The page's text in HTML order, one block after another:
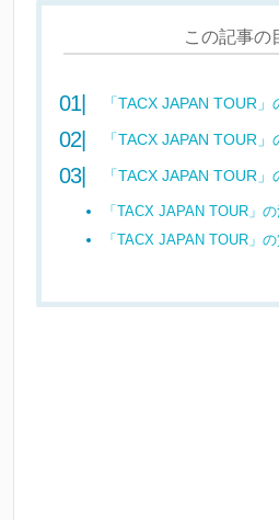
この記事の
「TACX JAPAN TOUR」
「TACX JAPAN TOUR
「TACX JAPAN TOUR
「TACX JAPAN TOUR」
「TACX JAPAN TOUR」